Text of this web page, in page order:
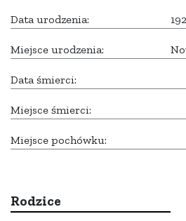
Data urodzenia:
Miejsce urodzenia:
Data śmierci:
Miejsce śmierci:
Miejsce pochówku:
Rodzice